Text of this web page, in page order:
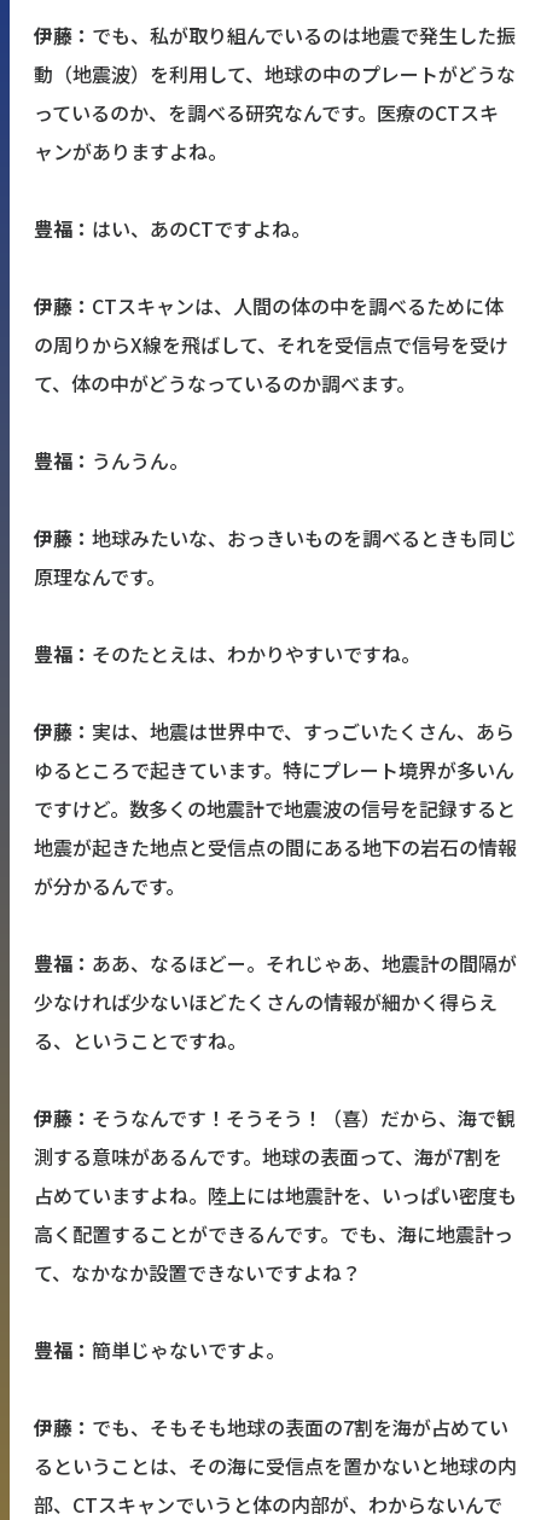
伊藤： でも、私が取り組んでいるのは地震で発生した振
動（地震波）を利用して、地球の中のプレートがどうな
っているのか、を調べる研究なんです。医療のCTスキ
ャンがありますよね。
豊福： はい、あのCTですよね。
伊藤： CTスキャンは、人間の体の中を調べるために体
の周りからX線を飛ばして、それを受信点で信号を受け
て、体の中がどうなっているのか調べます。
豊福： うんうん。
伊藤： 地球みたいな、おっきいものを調べるときも同じ
原理なんです。
豊福： そのたとえは、わかりやすいですね。
伊藤： 実は、地震は世界中で、すっごいたくさん、あら
ゆるところで起きています。特にプレート境界が多いん
ですけど。数多くの地震計で地震波の信号を記録すると
地震が起きた地点と受信点の間にある地下の岩石の情報
が分かるんです。
豊福： ああ、なるほどー。それじゃあ、地震計の間隔が
少なければ少ないほどたくさんの情報が細かく得らえ
る、ということですね。
伊藤： そうなんです！そうそう！（喜）だから、海で観
測する意味があるんです。地球の表面って、海が7割を
占めていますよね。陸上には地震計を、いっぱい密度も
高く配置することができるんです。でも、海に地震計っ
て、なかなか設置できないですよね？
豊福： 簡単じゃないですよ。
伊藤： でも、そもそも地球の表面の7割を海が占めてい
るということは、その海に受信点を置かないと地球の内
部、CTスキャンでいうと体の内部が、わからないんで